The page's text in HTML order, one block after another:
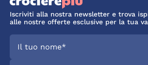
Iscriviti alla nostra newsletter e trova
alle nostre offerte esclusive per la tua